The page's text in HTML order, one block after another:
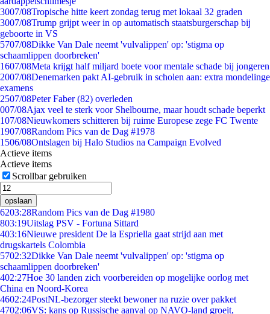
3007/08Tropische hitte keert zondag terug met lokaal 32 graden
3007/08Trump grijpt weer in op automatisch staatsburgerschap bij
geboorte in VS
5707/08Dikke Van Dale neemt 'vulvalippen' op: 'stigma op
schaamlippen doorbreken'
1607/08Meta krijgt half miljard boete voor mentale schade bij jongeren
2007/08Denemarken pakt AI-gebruik in scholen aan: extra mondelinge
examens
2507/08Peter Faber (82) overleden
007/08Ajax veel te sterk voor Shelbourne, maar houdt schade beperkt
107/08Nieuwkomers schitteren bij ruime Europese zege FC Twente
1907/08Random Pics van de Dag #1978
1506/08Ontslagen bij Halo Studios na Campaign Evolved
Actieve items
Actieve items
Scrollbar gebruiken
opslaan
6203:28Random Pics van de Dag #1980
803:19Uitslag PSV - Fortuna Sittard
403:16Nieuwe president De la Espriella gaat strijd aan met
drugskartels Colombia
5702:32Dikke Van Dale neemt 'vulvalippen' op: 'stigma op
schaamlippen doorbreken'
402:27Hoe 30 landen zich voorbereiden op mogelijke oorlog met
China en Noord-Korea
4602:24PostNL-bezorger steekt bewoner na ruzie over pakket
4702:06VS: kans op Russische aanval op NAVO-land groeit,